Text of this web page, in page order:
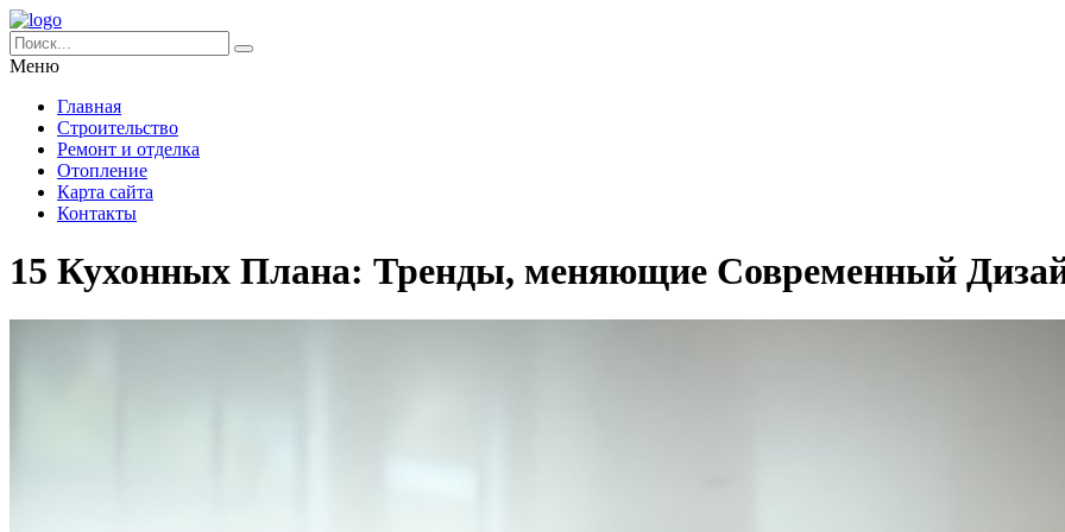
Меню
Главная
Строительство
Ремонт и отделка
Отопление
Карта сайта
Контакты
15 Кухонных Плана: Тренды, меняющие Современный